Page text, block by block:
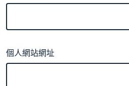
個人網站網址